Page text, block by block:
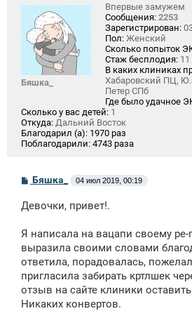
Бяшка_
Впервые замужем
Сообщения: 2253
Зарегистрирован:
Пол: Женский
Сколько попыток
Стаж бесплодия: 11
В каких клиниках
Хабаровский ПЦ,
Петер СПб
Где было удачное
Сколько у вас детей: 1
Откуда: Дальний Восток
Благодарил (а): 1970 раз
Поблагодарили: 4743 раза
С
о
б
н
и
Бяшка_ 04 июл 2019, 00:19
Девочки, привет!.
Я написала на вацапи своему
выразила своими словами
ответила, порадовалась,
пригласила забирать кртлшек
отзыв на сайте клиники
Никаких конвертов.